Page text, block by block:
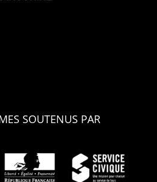
SOUTENUS PAR